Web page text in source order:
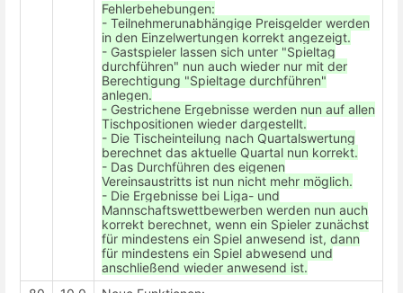
Fehlerbehebungen:
- Teilnehmerunabhängige Preisgelder werden
in den Einzelwertungen korrekt angezeigt.
- Gastspieler lassen sich unter "Spieltag
durchführen" nun auch wieder nur mit der
Berechtigung "Spieltage durchführen"
anlegen.
- Gestrichene Ergebnisse werden nun auf allen
Tischpositionen wieder dargestellt.
- Die Tischeinteilung nach Quartalswertung
berechnet das aktuelle Quartal nun korrekt.
- Das Durchführen des eigenen
Vereinsaustritts ist nun nicht mehr möglich.
- Die Ergebnisse bei Liga- und
Mannschaftswettbewerben werden nun auch
korrekt berechnet, wenn ein Spieler zunächst
für mindestens ein Spiel anwesend ist, dann
für mindestens ein Spiel abwesend und
anschließend wieder anwesend ist.